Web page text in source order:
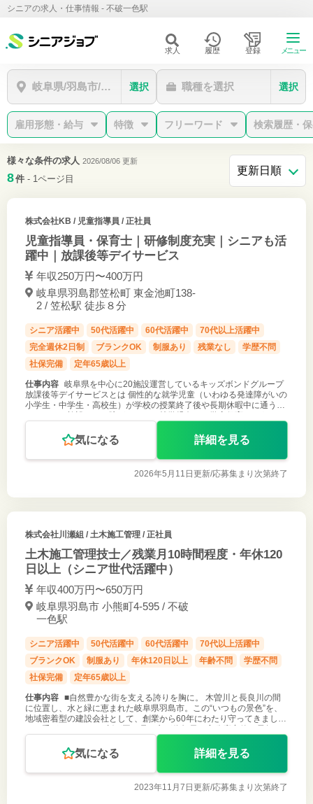
シニアの求人・仕事情報 - 不破一色駅
求人 履歴 登録 メニュー
岐阜県/羽島市/不破一色駅
選択 職種を選択 選択
雇用形態・給与 特徴 フリーワード 検索履歴・
様々な条件の求人 2026/08/06 更新
8件 - 1ページ目
株式会社KB / 児童指導員 / 正社員
児童指導員・保育士｜研修制度充実｜シニアも活
躍中｜放課後等デイサービス
年収250万円〜400万円
岐阜県羽島郡笠松町 東金池町138-
2 / 笠松駅 徒歩８分
シニア活躍中 50代活躍中 60代活躍中
70代以上活躍中
完全週休2日制
ブランクOK 制服あり 残業なし
学歴不問
社保完備
定年65歳以上
仕事内容 岐阜県を中心に20施設運営しているキッズボンドグループ
放課後等デイサービスとは 個性的な就学児童（いわゆる発達障がいの
小学生・中学生・高校生）が学校の授業終了後や長期休暇中に通うこ
気になる 詳細を見る
2026年5月11日更新/応募集まり次第終了
株式会社川瀬組 / 土木施工管理 / 正社員
土木施工管理技士／残業月10時間程度・年休120
日以上（シニア世代活躍中）
年収400万円〜650万円
岐阜県羽島市 小熊町4-595 / 不破
一色駅
シニア活躍中 50代活躍中 60代活躍中
70代以上活躍中
ブランクOK
制服あり 年休120日以上 年齢不問
学歴不問
社保完備
定年65歳以上
仕事内容 ■自然豊かな街を支える誇りを胸に。 木曽川と長良川の間
に位置し、水と緑に恵まれた岐阜県羽島市。この“いつもの景色”を、
地域密着型の建設会社として、創業から60年にわたり守ってきまし
た。手がけるのは、9割が国・県・市が依頼元の官公庁案件。長年の
実績と安定した基盤
気になる 詳細を見る
2023年11月7日更新/応募集まり次第終了